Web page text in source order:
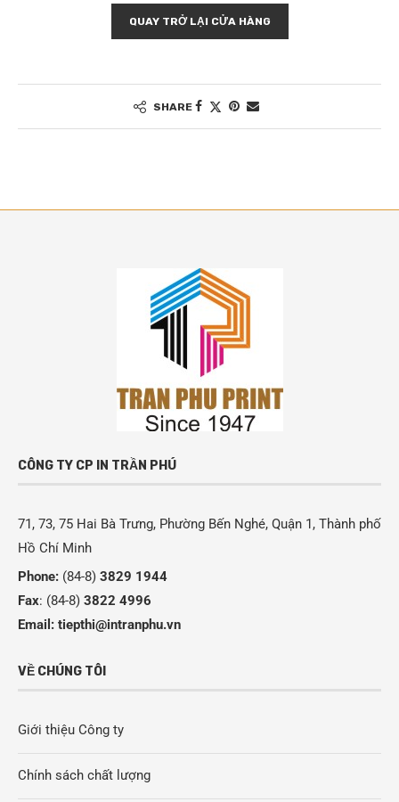
QUAY TRỞ LẠI CỬA HÀNG
SHARE
CÔNG TY CP IN TRẦN PHÚ
71, 73, 75 Hai Bà Trưng, Phường Bến Nghé, Quận 1, Thành phố
Hồ Chí Minh
Phone: (84-8) 3829 1944
Fax: (84-8) 3822 4996
Email: tiepthi@intranphu.vn
VỀ CHÚNG TÔI
Giới thiệu Công ty
Chính sách chất lượng